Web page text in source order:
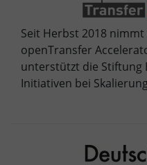
Seit Herbst 2018
openTransfer
unterstützt die Stiftung
Initiativen bei